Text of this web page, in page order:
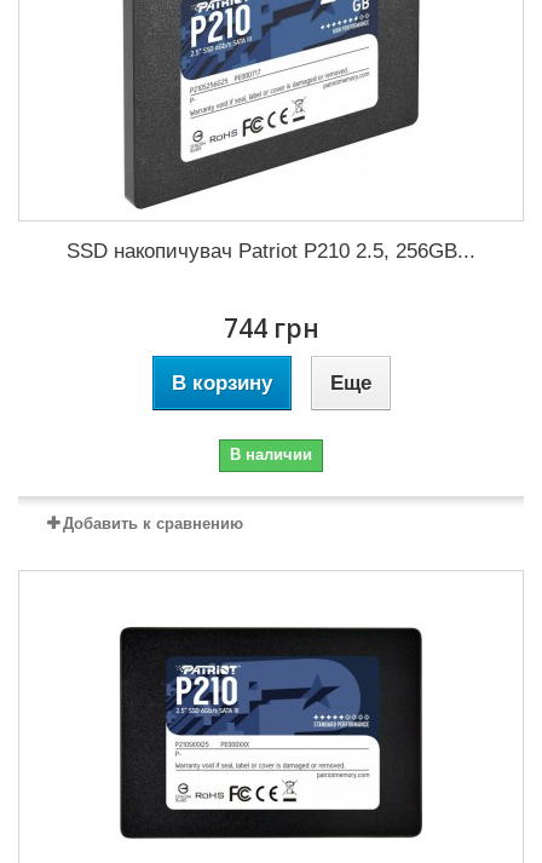
SSD накопичувач Patriot P210 2.5, 256GB...
744 грн
В корзину Еще
В наличии
Добавить к сравнению